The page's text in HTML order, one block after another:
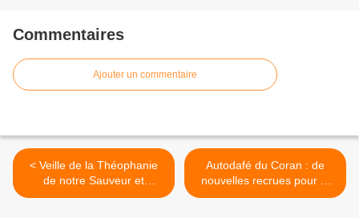
Commentaires
Ajouter un commentaire
< Veille de la Théophanie
de notre Sauveur et
Seigneur Jésus Christ
Autodafé du Coran : de
nouvelles recrues pour Al
qaeda (Obama) >